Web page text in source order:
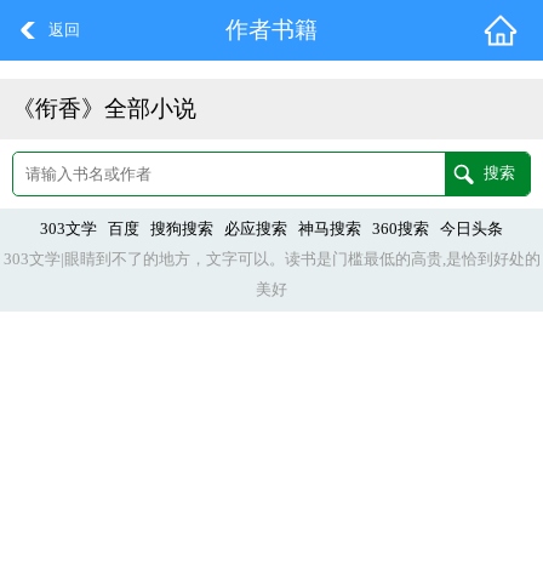
返回 作者书籍
《衔香》全部小说
303文学 百度 搜狗搜索 必应搜索 神马搜索 360搜索
今日头条
303文学|眼睛到不了的地方，文字可以。读书是门槛最低的高贵,是恰到好处的
美好